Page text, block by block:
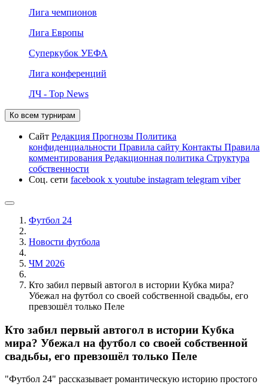
Лига чемпионов
Лига Европы
Суперкубок УЕФА
Лига конференций
ЛЧ - Top News
Ко всем турнирам
Сайт Редакция Прогнозы Политика
конфиденциальности Правила сайту Контакты Правила
комментирования Редакционная политика Структура
собственности
Соц. сети facebook x youtube instagram telegram viber
Футбол 24
Новости футбола
ЧМ 2026
Кто забил первый автогол в истории Кубка мира?
Убежал на футбол со своей собственной свадьбы, его
превзошёл только Пеле
Кто забил первый автогол в истории Кубка
мира? Убежал на футбол со своей собственной
свадьбы, его превзошёл только Пеле
"Футбол 24" рассказывает романтическую историю простого